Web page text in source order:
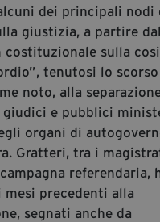
dei principali nodi
giustizia, a partire dal
costituzionale sulla
tenutosi lo
noto, alla
e pubblici
organi di
Gratteri, tra i
referendaria,
mesi precedenti alla
segnati anche da